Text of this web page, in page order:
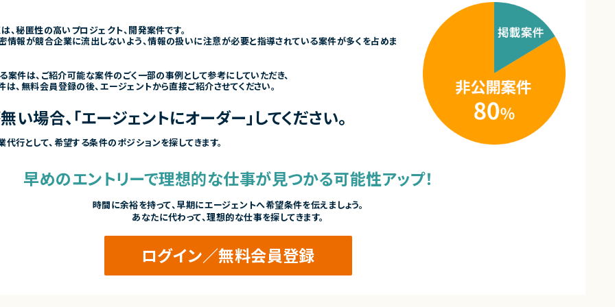
秘匿性の高いプロジェクト、開発案件です。
情報が競合企業に流出しないよう、情報の扱いに注意が必要と指導されている案件が多くを占めま
件は、ご紹介可能な案件のごく一部の事例として参考にしていただき、
、無料会員登録の後、エージェントから直接ご紹介させてください。
場合、「エージェントにオーダー」してください。
行として、希望する条件のポジションを探してきます。
早めのエントリーで理想的な仕事が見つかる可能性アップ！
時間に余裕を持って、 早期にエージェントへ希望条件を伝えましょう。
あなたに代わって、理想的な仕事を探してきます。
ログイン／無料会員登録